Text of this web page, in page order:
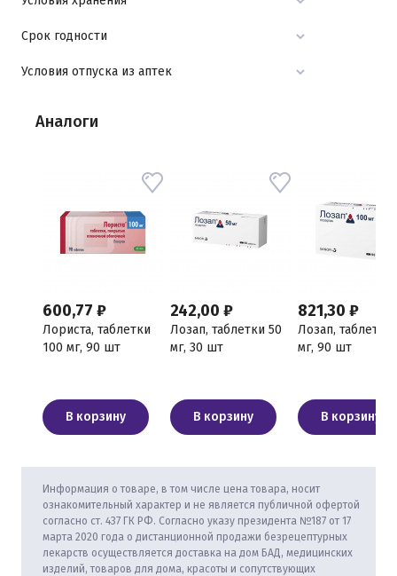
Срок годности
Условия отпуска из аптек
Аналоги
600,77 ₽
Лориста, таблетки
100 мг, 90 шт
В корзину
242,00 ₽
Лозап, таблетки 50
мг, 30 шт
В корзину
821,30 ₽
Лозап, таблетки
мг, 90 шт
В корзину
Информация о товаре, в том числе цена товара, носит
ознакомительный характер и не является публичной офертой
согласно ст. 437 ГК РФ. Согласно указу президента №187 от 17
марта 2020 года о дистанционной продажи безрецептурных
лекарств осуществляется доставка на дом БАД, медицинских
изделий, товаров для дома, красоты и сопутствующих